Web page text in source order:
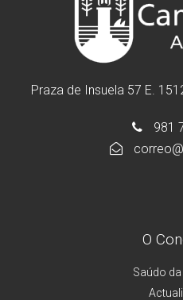
Praza de Insuela 57 E.
981
O
Saúdo